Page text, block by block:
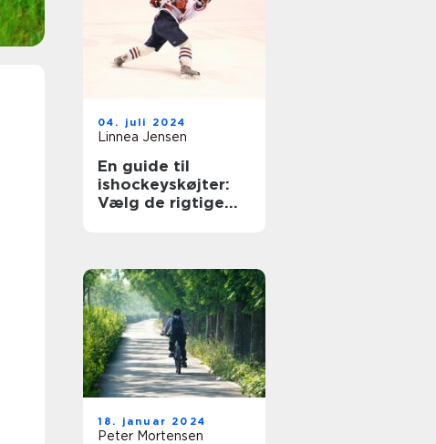
04. juli 2024
Linnea Jensen
En guide til
ishockeyskøjter:
Vælg de rigtige
18. januar 2024
Peter Mortensen